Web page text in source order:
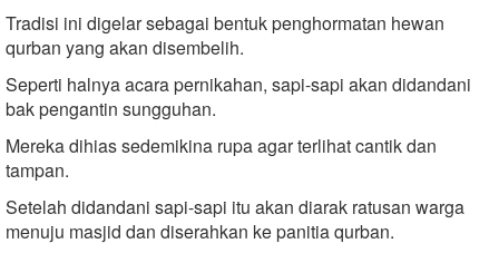
Tradisi ini digelar sebagai bentuk penghormatan hewan
qurban yang akan disembelih.
Seperti halnya acara pernikahan, sapi-sapi akan didandani
bak pengantin sungguhan.
Mereka dihias sedemikina rupa agar terlihat cantik dan
tampan.
Setelah didandani sapi-sapi itu akan diarak ratusan warga
menuju masjid dan diserahkan ke panitia qurban.